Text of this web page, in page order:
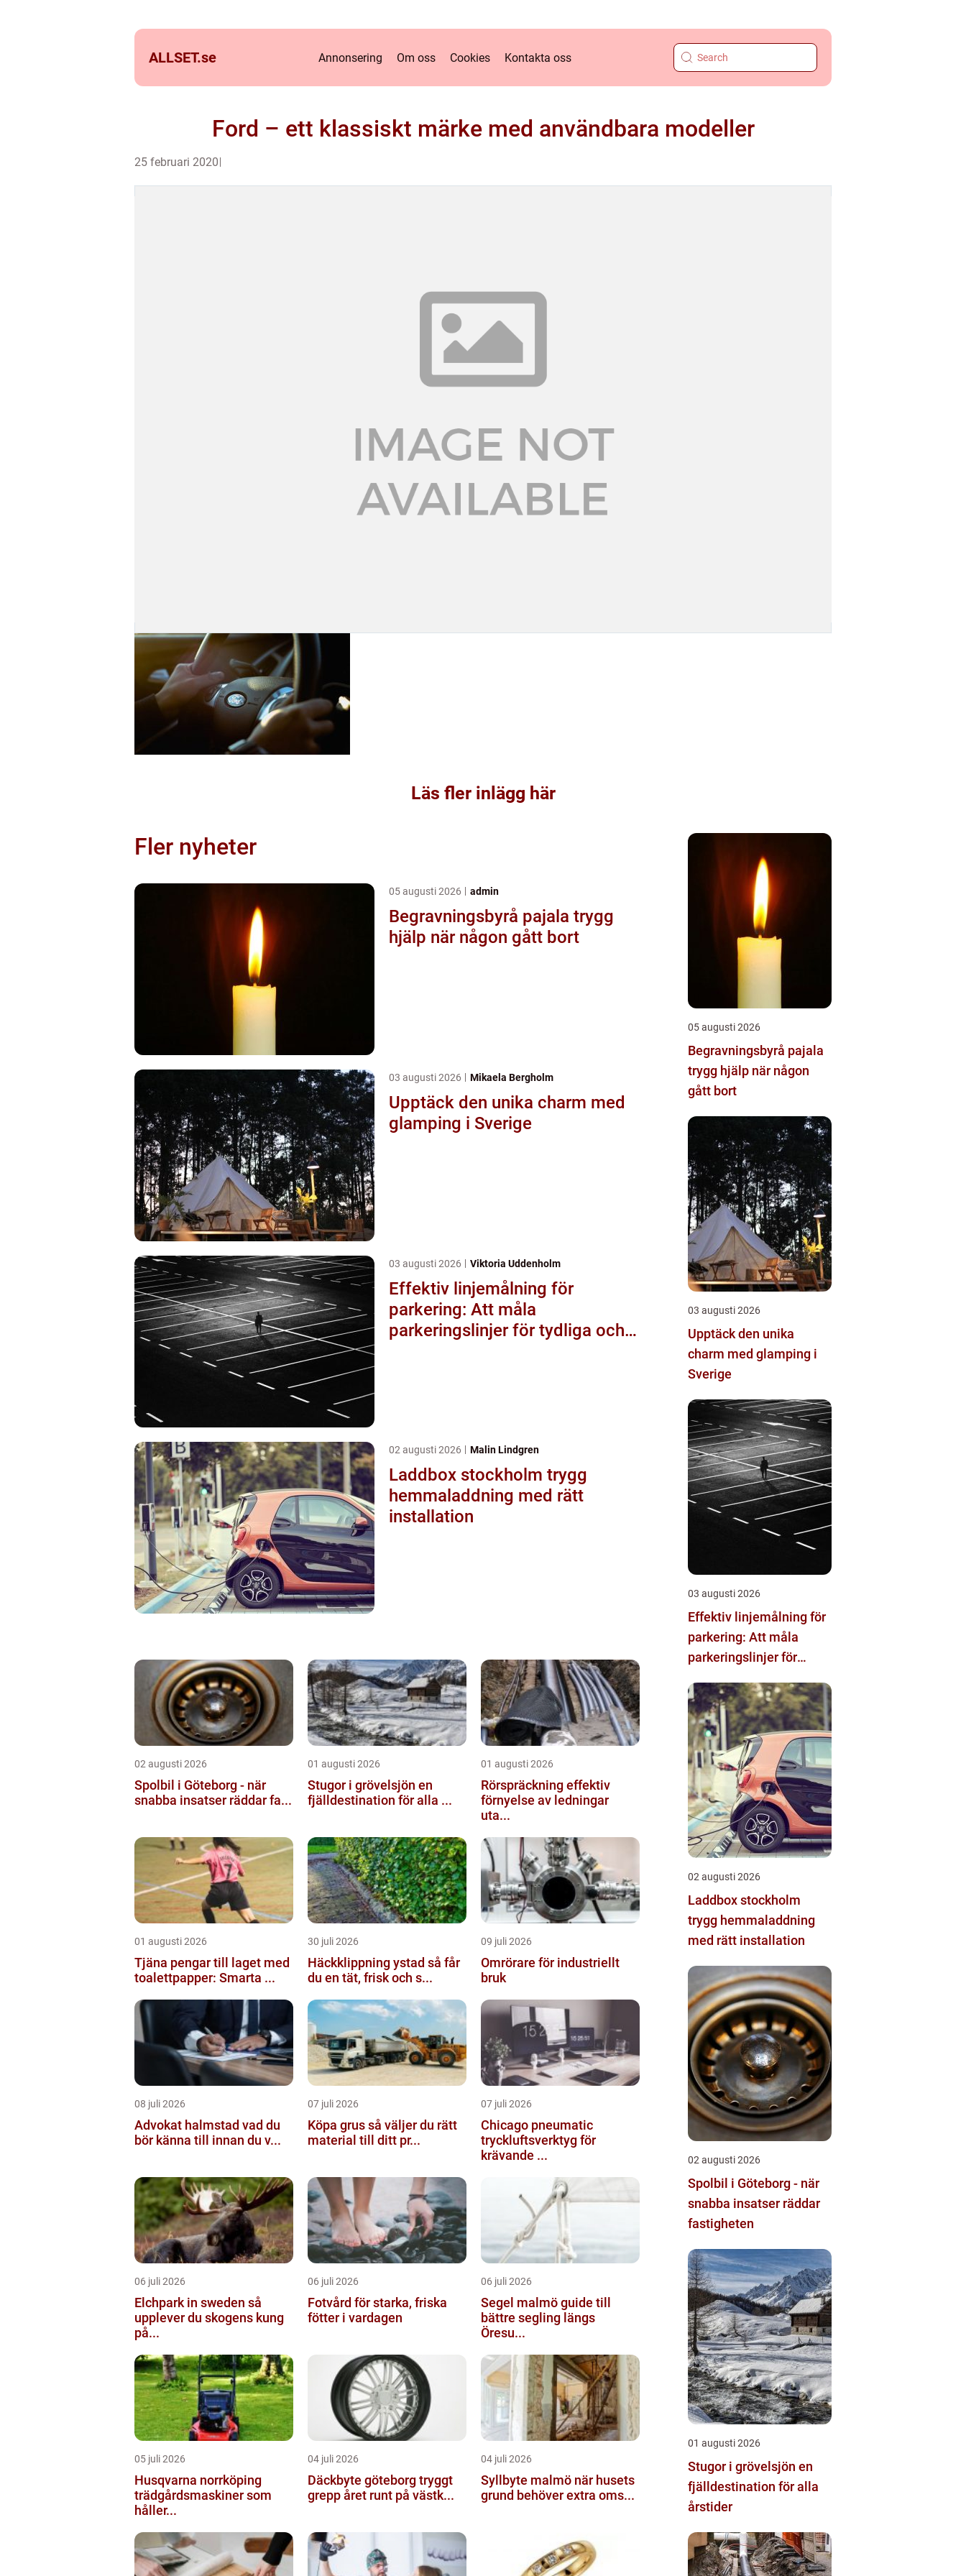
ALLSET.se Annonsering Om oss Cookies Kontakta oss
Ford – ett klassiskt märke med användbara modeller
25 februari 2020
Läs fler inlägg här
Fler nyheter
05 augusti 2026 admin
Begravningsbyrå pajala trygg
hjälp när någon gått bort
03 augusti 2026 Mikaela Bergholm
Upptäck den unika charm med
glamping i Sverige
03 augusti 2026 Viktoria Uddenholm
Effektiv linjemålning för
parkering: Att måla
parkeringslinjer för tydliga och
02 augusti 2026 Malin Lindgren
Laddbox stockholm trygg
hemmaladdning med rätt
installation
02 augusti 2026
Spolbil i Göteborg - när
snabba insatser räddar fa...
01 augusti 2026
Stugor i grövelsjön en
fjälldestination för alla ...
01 augusti 2026
Rörspräckning effektiv
förnyelse av ledningar
uta...
01 augusti 2026
Tjäna pengar till laget med
toalettpapper: Smarta ...
30 juli 2026
Häckklippning ystad så får
du en tät, frisk och s...
09 juli 2026
Omrörare för industriellt
bruk
08 juli 2026
Advokat halmstad vad du
bör känna till innan du v...
07 juli 2026
Köpa grus så väljer du rätt
material till ditt pr...
07 juli 2026
Chicago pneumatic
tryckluftsverktyg för
krävande ...
06 juli 2026
Elchpark in sweden så
upplever du skogens kung
på...
06 juli 2026
Fotvård för starka, friska
fötter i vardagen
06 juli 2026
Segel malmö guide till
bättre segling längs
Öresu...
05 juli 2026
Husqvarna norrköping
trädgårdsmaskiner som
håller...
04 juli 2026
Däckbyte göteborg tryggt
grepp året runt på västk...
04 juli 2026
Syllbyte malmö när husets
grund behöver extra oms...
05 augusti 2026
Begravningsbyrå pajala
trygg hjälp när någon
gått bort
03 augusti 2026
Upptäck den unika
charm med glamping i
Sverige
03 augusti 2026
Effektiv linjemålning för
parkering: Att måla
parkeringslinjer för
parkeringsytor
02 augusti 2026
Laddbox stockholm
trygg hemmaladdning
med rätt installation
02 augusti 2026
Spolbil i Göteborg - när
snabba insatser räddar
fastigheten
01 augusti 2026
Stugor i grövelsjön en
fjälldestination för alla
årstider